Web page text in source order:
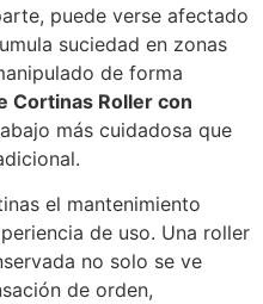
puede verse afectado
suciedad en zonas
de forma
Cortinas Roller con
más cuidadosa que
el mantenimiento
de uso. Una roller
no solo se ve
de orden,